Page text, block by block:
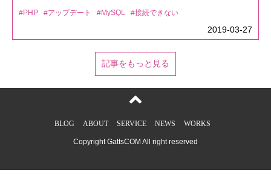
ょう！そしたら、こんな画面になります。左の『Docker
ォルトでお使いのOSが選ばれてると思います。画像左の
イコンからOS選択できるのでそこから選んで見ましょう。
AppleのM1チップをお持ちの方は、Apple Chipを選択してく
について』を押すとわかりますよダウンロード完了したら、
アプリを起動しましょう。※ Windowsの方は、ここで再起動
よね。右上あたりにクジラのアイコンが出てると思いま
たら起動成功です。おめでとうございまーーーーーーー
MySQLもアップデートされてMySQL5.1.73から5.5.62になっ
た。ここで、PHPは問題なく動いてたけどMySQLで接続エラ
ーが出ていて結構ハマっちゃいまいた。Can't connect to
local MySQL server through socket '/tmp/mysql.sock'(2)↑の
エラーが出ていたので、グーグル先生に聞いてみたら
あえず作る。touch mysql.sockls -lamysql.sockが出来たの
111になったぞ？調べてみると、ソケットエラーらしい。パ
度試したけど接続エラーが消えない(111のまま)うー
#PHP #アップデート #MySQL #接続できない
2019-03-27
記事をもっと見る
BLOG ABOUT SERVICE NEWS WORKS
Copyright GattsCOM All right reserved